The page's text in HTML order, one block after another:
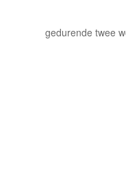
gedurende twee